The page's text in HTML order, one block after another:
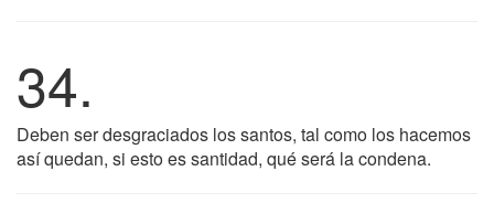
34.
Deben ser desgraciados los santos, tal como los hacemos
así quedan, si esto es santidad, qué será la condena.